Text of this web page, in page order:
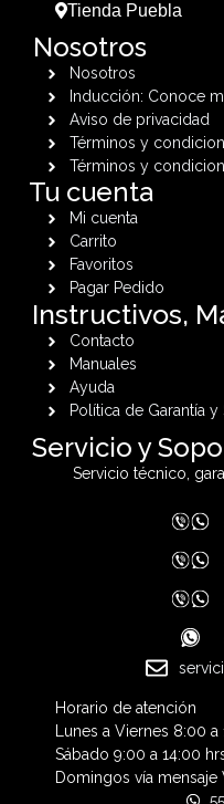
Tienda Puebla
Nosotros
Nosotros
Inducción: Conoce
Aviso de privacidad
Términos y
Términos y
Tu cuenta
Mi cuenta
Carrito
Favoritos
Pagar Pedido
Instructivos,
Contacto
Manuales
Ayuda
Política de Garantía y
Servicio y
Servicio técnico,
Horario de atención
Lunes a Viernes 8:00 a
Sábado 9:00 a 14:00
Domingos vía mensaje